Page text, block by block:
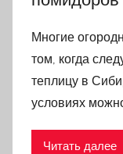
Многие
том, когда
теплицу в
условиях
Читать далее